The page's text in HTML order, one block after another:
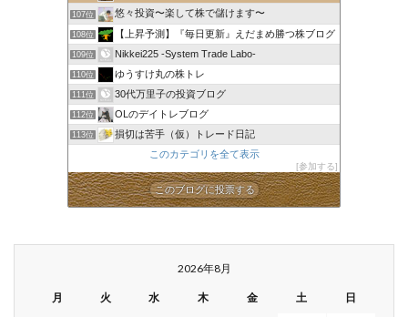
107位 悠々投資〜楽して株で儲けます〜
108位 【上昇予測】『毎日更新』えだまめ勝つ株ブログ
109位 Nikkei225 -System Trade Labo-
110位 ゆうすけ丸の株トレ
111位 30代万里子の投資ブログ
112位 OLのデイトレブログ
113位
損切は苦手（仮）トレード日記
このカテゴリを全て表示
参加する
このブログに投票する
2026年8月
月 火 水 木 金 土 日